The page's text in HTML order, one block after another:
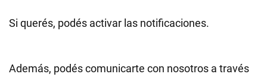
Si querés, podés activar las notificaciones.
Además, podés comunicarte con nosotros a través